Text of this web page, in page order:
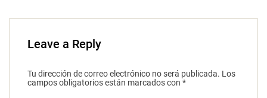
Leave a Reply
Tu dirección de correo electrónico no será publicada. Los
campos obligatorios están marcados con *